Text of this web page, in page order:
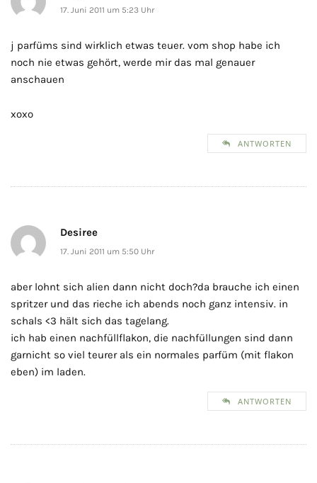
17. Juni 2011 um 5:23 Uhr
j parfüms sind wirklich etwas teuer. vom shop habe ich
noch nie etwas gehört, werde mir das mal genauer
anschauen
xoxo
ANTWORTEN
Desiree
17. Juni 2011 um 5:50 Uhr
aber lohnt sich alien dann nicht doch?da brauche ich einen
spritzer und das rieche ich abends noch ganz intensiv. in
schals <3 hält sich das tagelang.
ich hab einen nachfüllflakon, die nachfüllungen sind dann
garnicht so viel teurer als ein normales parfüm (mit flakon
eben) im laden.
ANTWORTEN